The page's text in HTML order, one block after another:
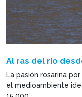
Al ras del río
La pasión rosarina
el medioambiente